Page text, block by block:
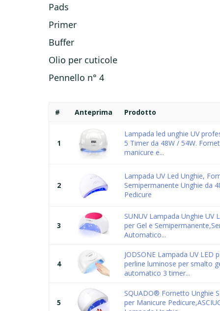
Pads
Primer
Buffer
Olio per cuticole
Pennello n° 4
# Anteprima Prodotto
1
Lampada led unghie UV
5 Timer da 48W / 54W.
manicure e...
2
Lampada UV Led Unghie,
Semipermanente Unghie da
Pedicure
3
SUNUV Lampada Unghie UV
per Gel e
Automatico...
4
JODSONE Lampada UV LED
perline luminose per smalto
automatico 3 timer...
5
SQUADO® Fornetto Unghie
per Manicure